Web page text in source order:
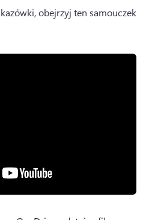
obejrzyj ten samouczek